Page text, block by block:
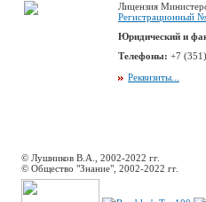
Лицензия
Регистрационный
Юридический и
Телефоны: +7
Реквизиты...
© Лушников В.А., 2002-2022 гг.
© Общество "Знание", 2002-2022 гг.